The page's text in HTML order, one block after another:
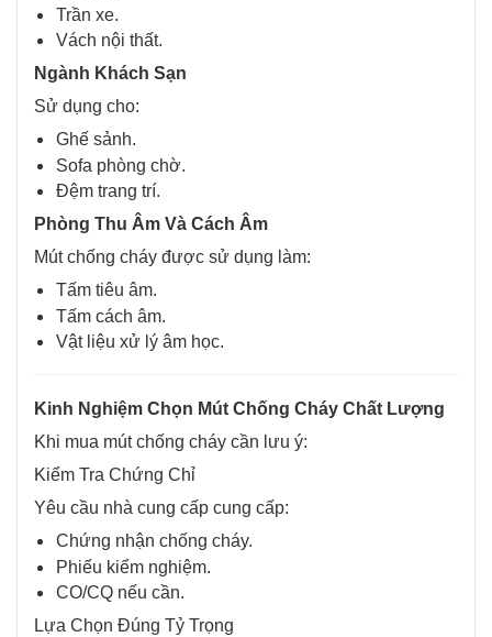
Trần xe.
Vách nội thất.
Ngành Khách Sạn
Sử dụng cho:
Ghế sảnh.
Sofa phòng chờ.
Đệm trang trí.
Phòng Thu Âm Và Cách Âm
Mút chống cháy được sử dụng làm:
Tấm tiêu âm.
Tấm cách âm.
Vật liệu xử lý âm học.
Kinh Nghiệm Chọn Mút Chống Cháy Chất Lượng
Khi mua mút chống cháy cần lưu ý:
Kiểm Tra Chứng Chỉ
Yêu cầu nhà cung cấp cung cấp:
Chứng nhận chống cháy.
Phiếu kiểm nghiệm.
CO/CQ nếu cần.
Lựa Chọn Đúng Tỷ Trọng